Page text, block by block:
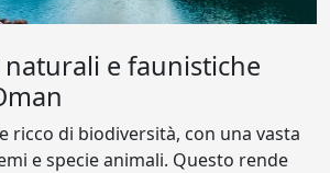
e faunistiche
ricco di biodiversità, con una vasta
e specie animali. Questo rende